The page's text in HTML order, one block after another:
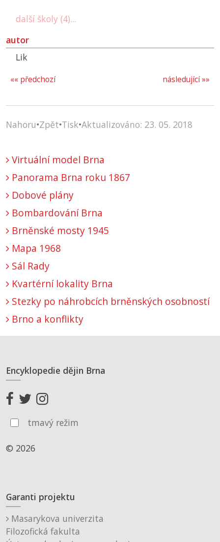
další školy (4)...
autor
Lik
následující »»
«« předchozí
Nahoru•Zpět•Tisk•Aktualizováno: 23. 05. 2018
Virtuální model Brna
Panorama Brna roku 1867
Dobové plány
Bombardování Brna
Brněnské mosty 1945
Mapa 1968
Sál Rady
Kvartérní lokality Brna
Stezky po náhrobcích brněnských osobností
Brno a konflikty
Encyklopedie dějin Brna
tmavý režim
© 2026
Garanti projektu
Masarykova univerzita
Filozofická fakulta